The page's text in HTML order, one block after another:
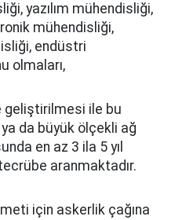
yazılım mühendisliği,
mühendisliği,
endüstri
olmaları,
geliştirilmesi ile bu
da büyük ölçekli ağ
en az 3 ila 5 yıl
aranmaktadır.
için askerlik çağına